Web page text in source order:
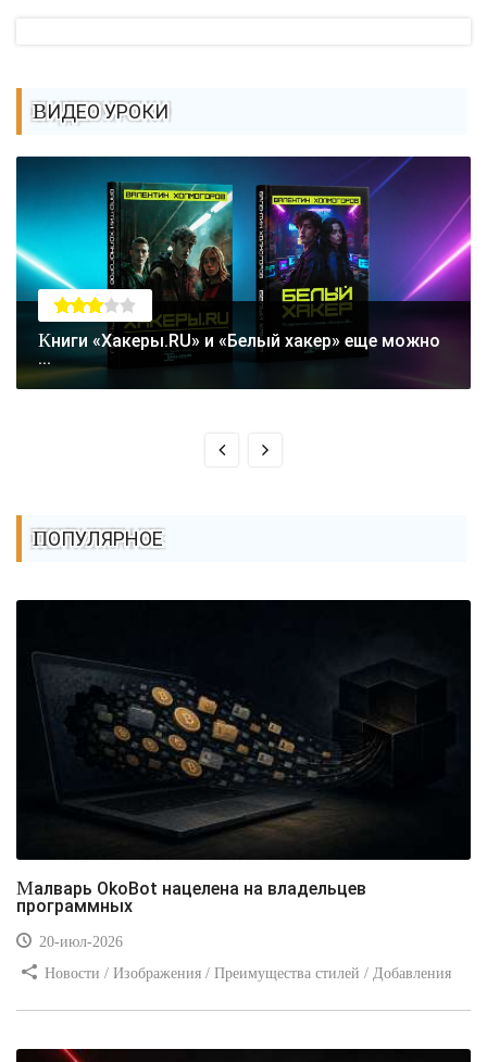
ВИДЕО УРОКИ
Книги «Хакеры.RU» и «Белый хакер» еще можно
...
ПОПУЛЯРНОЕ
Малварь OkoBot нацелена на владельцев
программных
20-июл-2026
Новости / Изображения / Преимущества стилей / Добавления